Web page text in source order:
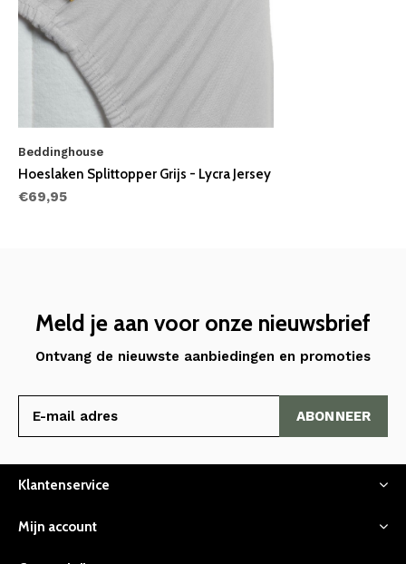
Beddinghouse
Hoeslaken Splittopper Grijs - Lycra Jersey
€69,95
Meld je aan voor onze nieuwsbrief
Ontvang de nieuwste aanbiedingen en promoties
ABONNEER
Klantenservice
Mijn account